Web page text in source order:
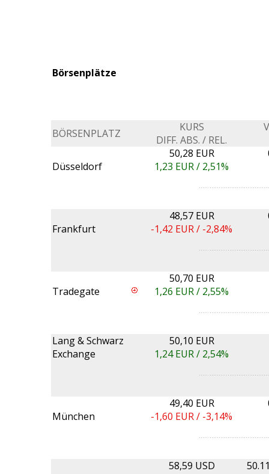
Börsenplätze
BÖRSENPLATZ
KURS
DIFF. ABS. / REL.
Düsseldorf
50,28 EUR
1,23 EUR / 2,51%
Frankfurt
48,57 EUR
-1,42 EUR / -2,84%
Tradegate
50,70 EUR
1,26 EUR / 2,55%
Lang & Schwarz
Exchange
50,10 EUR
1,24EUR / 2,54%
München
49,40 EUR
-1,60 EUR / -3,14%
58,59 USD